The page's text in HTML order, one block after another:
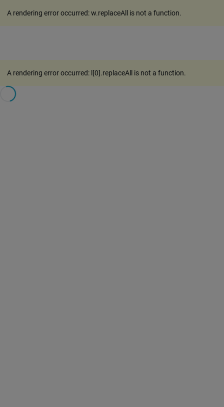
A rendering error occurred:w.replaceAll is not a function.
A rendering error occurred: l[0].replaceAll is not a function.